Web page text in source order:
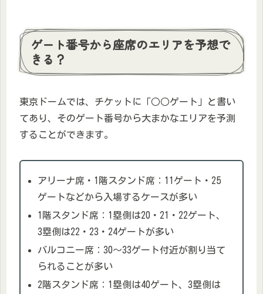
ゲート番号から座席のエリアを予想で
きる？
東京ドームでは、チケットに「○○ゲート」と書い
てあり、そのゲート番号から大まかなエリアを予測
することができます。
アリーナ席・1階スタンド席：11ゲート・25
ゲートなどから入場するケースが多い
1階スタンド席：1塁側は20・21・22ゲート、
3塁側は22・23・24ゲートが多い
バルコニー席：30〜33ゲート付近が割り当て
られることが多い
2階スタンド席：1塁側は40ゲート、3塁側は